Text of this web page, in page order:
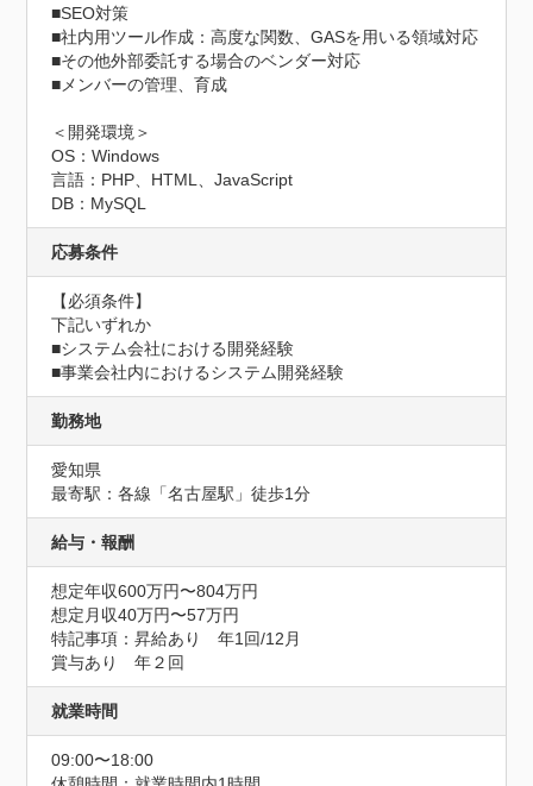
■SEO対策
■社内用ツール作成：高度な関数、GASを用いる領域対応
■その他外部委託する場合のベンダー対応
■メンバーの管理、育成
＜開発環境＞
OS：Windows
言語：PHP、HTML、JavaScript
DB：MySQL
応募条件
【必須条件】
下記いずれか
■システム会社における開発経験
■事業会社内におけるシステム開発経験
勤務地
愛知県
最寄駅：各線「名古屋駅」徒歩1分
給与・報酬
想定年収600万円〜804万円
想定月収40万円〜57万円
特記事項：昇給あり　年1回/12月
賞与あり　年２回
就業時間
09:00〜18:00